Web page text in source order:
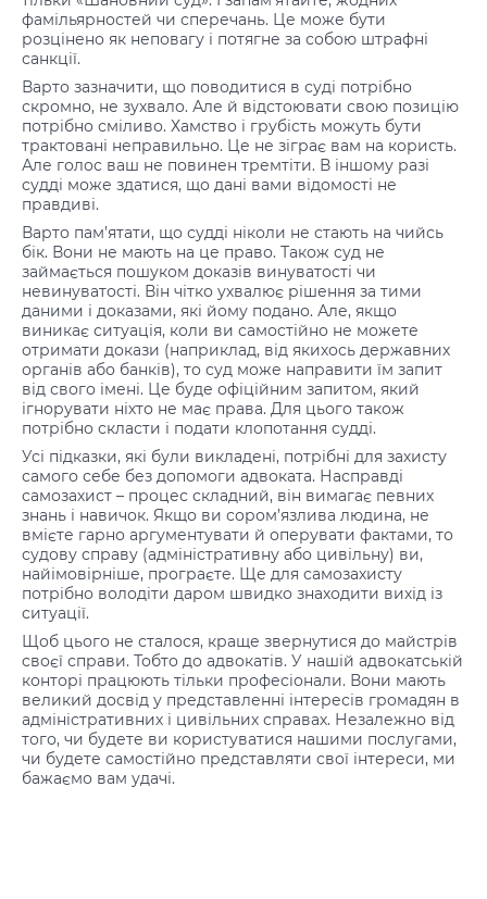
фамільярностей чи сперечань. Це може бути
розцінено як неповагу і потягне за собою штрафні
санкції.
Варто зазначити, що поводитися в суді потрібно
скромно, не зухвало. Але й відстоювати свою позицію
потрібно сміливо. Хамство і грубість можуть бути
трактовані неправильно. Це не зіграє вам на користь.
Але голос ваш не повинен тремтіти. В іншому разі
судді може здатися, що дані вами відомості не
правдиві.
Варто пам’ятати, що судді ніколи не стають на чийсь
бік. Вони не мають на це право. Також суд не
займається пошуком доказів винуватості чи
невинуватості. Він чітко ухвалює рішення за тими
даними і доказами, які йому подано. Але, якщо
виникає ситуація, коли ви самостійно не можете
отримати докази (наприклад, від якихось державних
органів або банків), то суд може направити їм запит
від свого імені. Це буде офіційним запитом, який
ігнорувати ніхто не має права. Для цього також
потрібно скласти і подати клопотання судді.
Усі підказки, які були викладені, потрібні для захисту
самого себе без допомоги адвоката. Насправді
самозахист – процес складний, він вимагає певних
знань і навичок. Якщо ви сором’язлива людина, не
вмієте гарно аргументувати й оперувати фактами, то
судову справу (адміністративну або цивільну) ви,
найімовірніше, програєте. Ще для самозахисту
потрібно володіти даром швидко знаходити вихід із
ситуації.
Щоб цього не сталося, краще звернутися до майстрів
своєї справи. Тобто до адвокатів. У нашій адвокатській
конторі працюють тільки професіонали. Вони мають
великий досвід у представленні інтересів громадян в
адміністративних і цивільних справах. Незалежно від
того, чи будете ви користуватися нашими послугами,
чи будете самостійно представляти свої інтереси, ми
бажаємо вам удачі.